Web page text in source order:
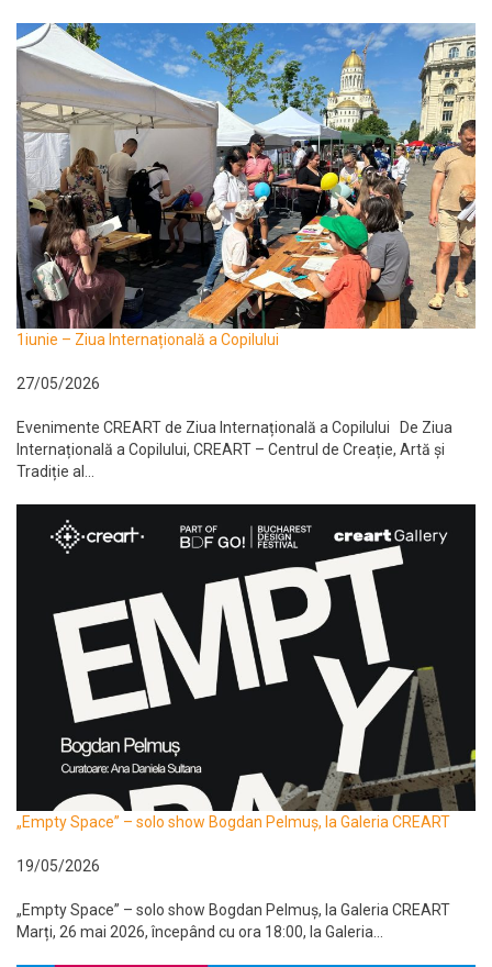
1iunie – Ziua Internațională a Copilului
27/05/2026
Evenimente CREART de Ziua Internațională a Copilului De Ziua
Internațională a Copilului, CREART – Centrul de Creație, Artă și
Tradiție al...
„Empty Space” – solo show Bogdan Pelmuș, la Galeria CREART
19/05/2026
„Empty Space” – solo show Bogdan Pelmuș, la Galeria CREART
Marți, 26 mai 2026, începând cu ora 18:00, la Galeria...